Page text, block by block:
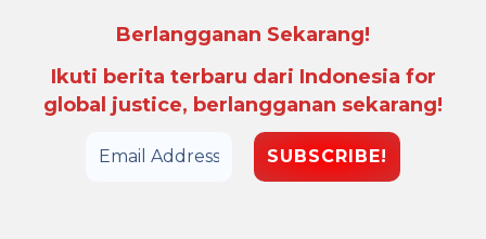
Berlangganan Sekarang!
Ikuti berita terbaru dari Indonesia for
global justice, berlangganan sekarang!